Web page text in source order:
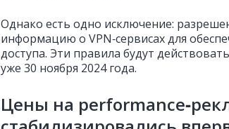
Однако есть одно исключение:
информацию о VPN‑сервисах для
доступа. Эти правила будут
уже 30 ноября 2024 года.
Цены на